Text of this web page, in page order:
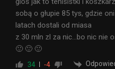
sobą o głupie 85 tys, gdzie
latach dostali od miasa
z 30 mln zl za nic…bo nic nie
🙂 🙂 🙂
34 -4